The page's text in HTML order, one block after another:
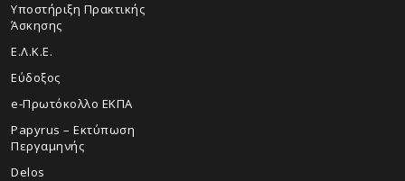
Υποστήριξη Πρακτικής
Άσκησης
Ε.Λ.Κ.Ε.
Εύδοξος
e-Πρωτόκολλο ΕΚΠΑ
Papyrus – Εκτύπωση
Περγαμηνής
Delos